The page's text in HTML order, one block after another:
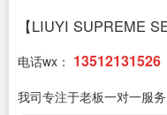
【LIUYI SUPREME
电话wx： 13512131526
我司专注于老板一对一服务